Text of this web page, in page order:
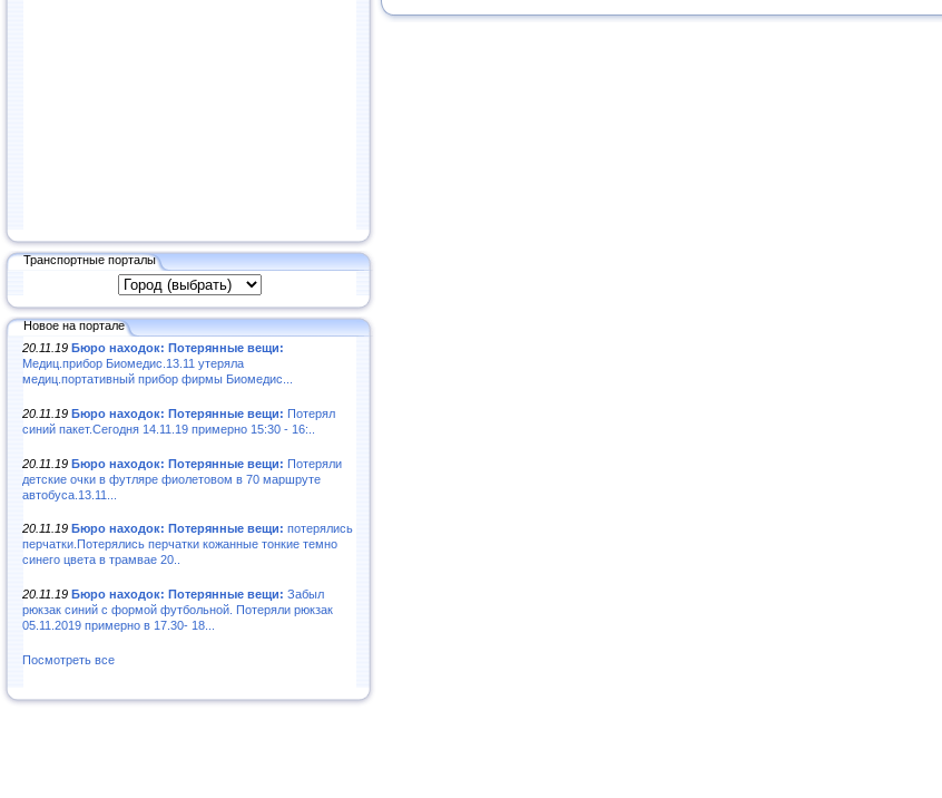
Транспортные порталы
Новое на портале
20.11.19 Бюро находок: Потерянные вещи:
Медиц.прибор Биомедис.13.11 утеряла
медиц.портативный прибор фирмы Биомедис...
20.11.19 Бюро находок: Потерянные вещи: Потерял
синий пакет.Сегодня 14.11.19 примерно 15:30 - 16:..
20.11.19 Бюро находок: Потерянные вещи: Потеряли
детские очки в футляре фиолетовом в 70 маршруте
автобуса.13.11...
20.11.19 Бюро находок: Потерянные вещи: потерялись
перчатки.Потерялись перчатки кожанные тонкие темно
синего цвета в трамвае 20..
20.11.19 Бюро находок: Потерянные вещи: Забыл
рюкзак синий с формой футбольной. Потеряли рюкзак
05.11.2019 примерно в 17.30- 18...
Посмотреть все